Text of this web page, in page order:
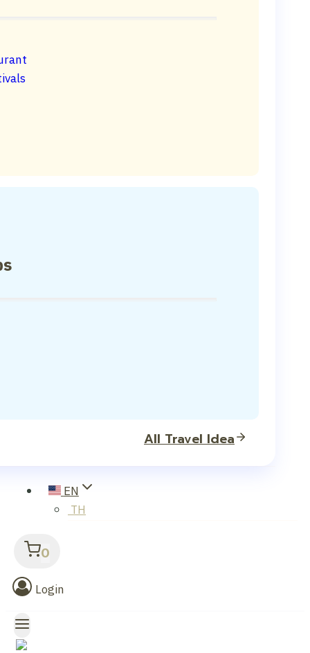
All Travel Idea
EN
TH
0
Login